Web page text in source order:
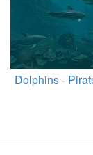
Dolphins -